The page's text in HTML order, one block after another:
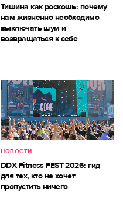
Тишина как роскошь: почему
нам жизненно необходимо
выключать шум и
возвращаться к себе
НОВОСТИ
DDX Fitness FEST 2026: гид
для тех, кто не хочет
пропустить ничего